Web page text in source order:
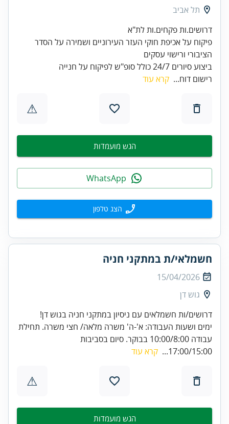
תל אביב
פיקוח על אכיפת חוקי העזר העירוניים ושמירה על הסדר
ביצוע סיורים 24/7 כולל סופ"ש לפיקוח על חנייה
רישום דוח... קרא עוד
⚠
הגש מועמדות
הצג טלפון
חשמלאי/ת במתקני חניה
15/04/2026
גוש דן
דרושים/ות חשמלאים עם ניסיון במתקני חניה בגוש דן!
ימים ושעות העבודה: א'-ה' משרה מלאה/ חצי משרה. תחילת
עבודה 10:00/8:00 בבוקר. סיום בסביבות
17:00/15:00...
קרא עוד
⚠
הגש מועמדות